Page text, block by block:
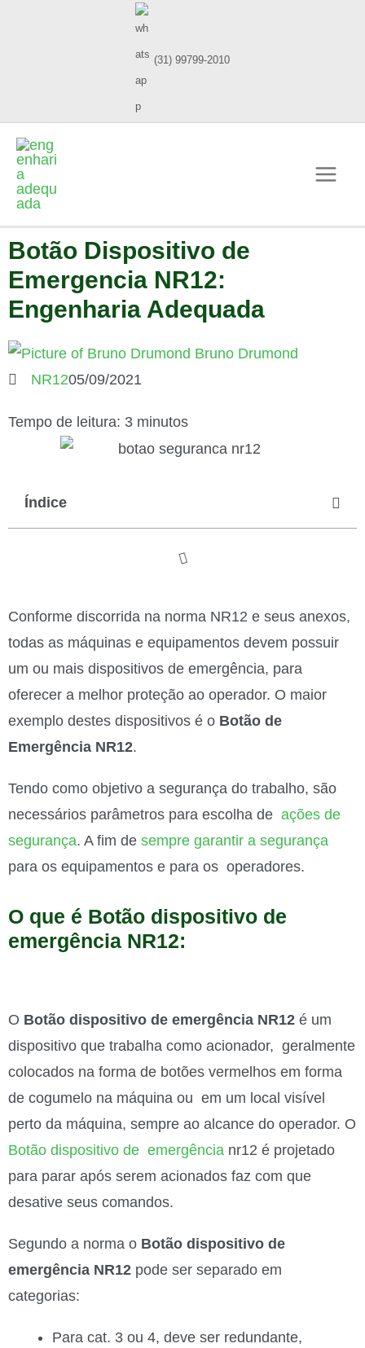
(31) 99799-2010
Botão Dispositivo de
Emergencia NR12:
Engenharia Adequada
Bruno Drumond
NR1205/09/2021
Tempo de leitura: 3 minutos
Índice
Conforme discorrida na norma NR12 e seus anexos,
todas as máquinas e equipamentos devem possuir
um ou mais dispositivos de emergência, para
oferecer a melhor proteção ao operador. O maior
exemplo destes dispositivos é o Botão de
Emergência NR12.
Tendo como objetivo a segurança do trabalho, são
necessários parâmetros para escolha de ações de
segurança. A fim de sempre garantir a segurança
para os equipamentos e para os operadores.
O que é Botão dispositivo de
emergência NR12:
O Botão dispositivo de emergência NR12 é um
dispositivo que trabalha como acionador, geralmente
colocados na forma de botões vermelhos em forma
de cogumelo na máquina ou em um local visível
perto da máquina, sempre ao alcance do operador. O
Botão dispositivo de emergência nr12 é projetado
para parar após serem acionados faz com que
desative seus comandos.
Segundo a norma o Botão dispositivo de
emergência NR12 pode ser separado em
categorias:
Para cat. 3 ou 4, deve ser redundante,